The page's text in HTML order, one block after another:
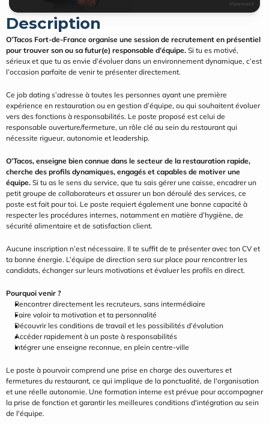
#Sponsorisé
Description
O’Tacos Fort-de-France organise une session de recrutement en présentiel
pour trouver son ou sa futur(e) responsable d’équipe. Si tu es motivé,
sérieux et que tu as envie d’évoluer dans un environnement dynamique, c’est
l’occasion parfaite de venir te présenter directement.
Ce job dating s’adresse à toutes les personnes ayant une première
expérience en restauration ou en gestion d’équipe, ou qui souhaitent évoluer
vers des fonctions à responsabilités. Le poste proposé est celui de
responsable ouverture/fermeture, un rôle clé au sein du restaurant qui
nécessite rigueur, autonomie et leadership.
O’Tacos, enseigne bien connue dans le secteur de la restauration rapide,
cherche des profils dynamiques, engagés et capables de motiver une
équipe. Si tu as le sens du service, que tu sais gérer une caisse, encadrer un
petit groupe de collaborateurs et assurer un bon déroulé des services, ce
poste est fait pour toi. Le poste requiert également une bonne capacité à
respecter les procédures internes, notamment en matière d’hygiène, de
sécurité alimentaire et de satisfaction client.
Aucune inscription n’est nécessaire. Il te suffit de te présenter avec ton CV et
ta bonne énergie. L’équipe de direction sera sur place pour rencontrer les
candidats, échanger sur leurs motivations et évaluer les profils en direct.
Pourquoi venir ?
Rencontrer directement les recruteurs, sans intermédiaire
Faire valoir ta motivation et ta personnalité
Découvrir les conditions de travail et les possibilités d’évolution
Accéder rapidement à un poste à responsabilités
Intégrer une enseigne reconnue, en plein centre-ville
Le poste à pourvoir comprend une prise en charge des ouvertures et
fermetures du restaurant, ce qui implique de la ponctualité, de l'organisation
et une réelle autonomie. Une formation interne est prévue pour accompagner
la prise de fonction et garantir les meilleures conditions d'intégration au sein
de l'équipe.